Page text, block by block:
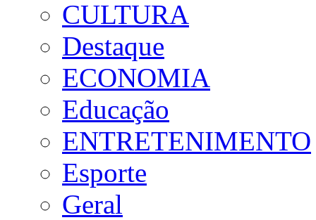
CULTURA
Destaque
ECONOMIA
Educação
ENTRETENIMENTO
Esporte
Geral